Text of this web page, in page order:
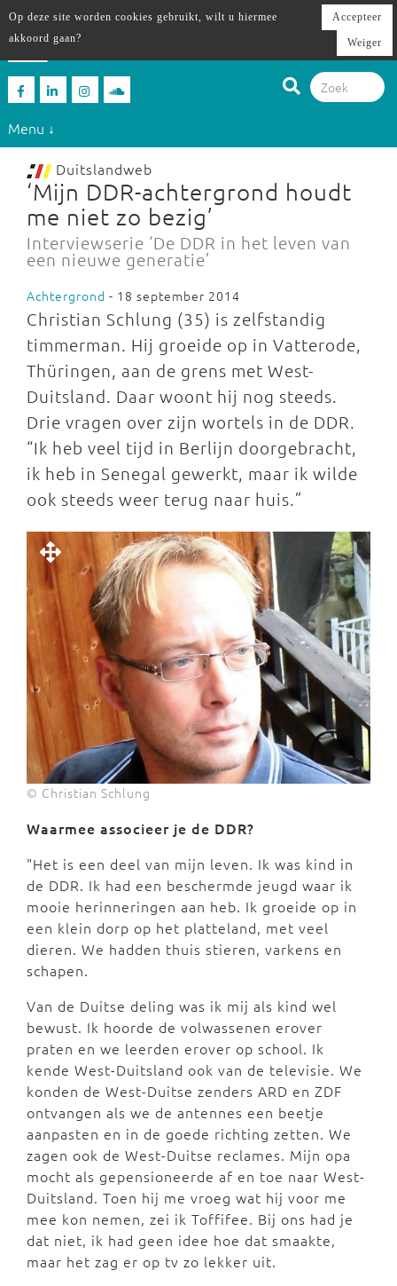
Menu ↓
Duitslandweb
‘Mijn DDR-achtergrond houdt
me niet zo bezig’
Interviewserie ‘De DDR in het leven van
een nieuwe generatie’
Achtergrond - 18 september 2014
Christian Schlung (35) is zelfstandig
timmerman. Hij groeide op in Vatterode,
Thüringen, aan de grens met West-
Duitsland. Daar woont hij nog steeds.
Drie vragen over zijn wortels in de DDR.
“Ik heb veel tijd in Berlijn doorgebracht,
ik heb in Senegal gewerkt, maar ik wilde
ook steeds weer terug naar huis.”
© Christian Schlung
Waarmee associeer je de DDR?
"Het is een deel van mijn leven. Ik was kind in
de DDR. Ik had een beschermde jeugd waar ik
mooie herinneringen aan heb. Ik groeide op in
een klein dorp op het platteland, met veel
dieren. We hadden thuis stieren, varkens en
schapen.
Van de Duitse deling was ik mij als kind wel
bewust. Ik hoorde de volwassenen erover
praten en we leerden erover op school. Ik
kende West-Duitsland ook van de televisie. We
konden de West-Duitse zenders ARD en ZDF
ontvangen als we de antennes een beetje
aanpasten en in de goede richting zetten. We
zagen ook de West-Duitse reclames. Mijn opa
mocht als gepensioneerde af en toe naar West-
Duitsland. Toen hij me vroeg wat hij voor me
mee kon nemen, zei ik Toffifee. Bij ons had je
dat niet, ik had geen idee hoe dat smaakte,
maar het zag er op tv zo lekker uit.
Op deze site worden cookies gebruikt, wilt u hiermee
akkoord gaan?
Accepteer
Weiger